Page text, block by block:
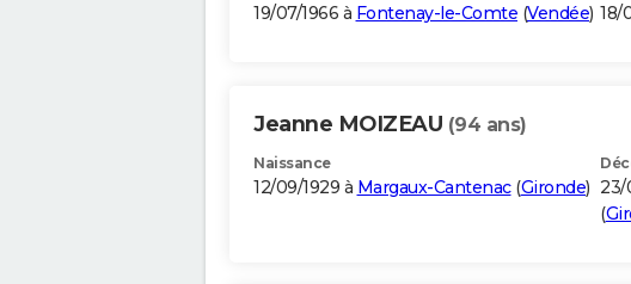
19/07/1966 à Fontenay-le-Comte (Vendée) 18/
Jeanne MOIZEAU (94 ans)
Naissance
12/09/1929 à Margaux-Cantenac(Gironde) 23/
(